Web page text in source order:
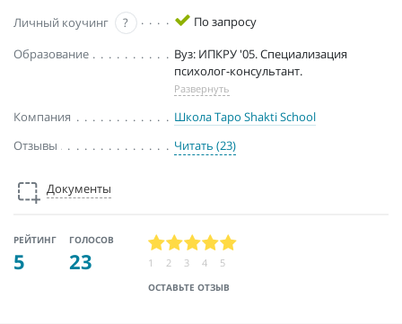
Личный коучинг ?
По запросу
Образование
Вуз: ИПКРУ '05. Специализация
психолог-консультант.
Развернуть
Компания
Школа Таро Shakti School
Отзывы
Читать (23)
Документы
РЕЙТИНГ
5
ГОЛОСОВ
23
ОСТАВЬТЕ ОТЗЫВ
1 2 3 4 5